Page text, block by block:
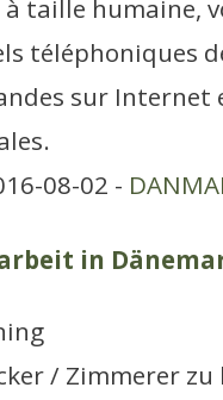
taille humaine,
téléphoniques
sur Internet
08-02 -
in
/ Zimmerer